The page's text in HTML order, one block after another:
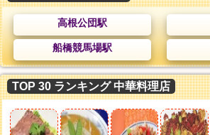
高根公団駅
船橋競馬場駅
TOP 30 ランキング 中華料理店